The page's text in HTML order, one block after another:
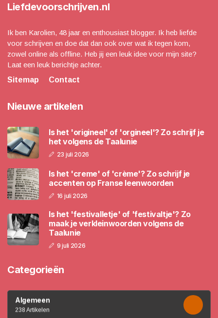
Liefdevoorschrijven.nl
Ik ben Karolien, 48 jaar en enthousiast blogger. Ik heb liefde
voor schrijven en doe dat dan ook over wat ik tegen kom,
zowel online als offline. Heb jij een leuk idee voor mijn site?
Laat een leuk berichtje achter.
Sitemap
Contact
Nieuwe artikelen
Is het 'origineel' of 'orgineel'? Zo schrijf je
het volgens de Taalunie
23 juli 2026
Is het 'creme' of 'crème'? Zo schrijf je
accenten op Franse leenwoorden
16 juli 2026
Is het 'festivalletje' of 'festivaltje'? Zo
maak je verkleinwoorden volgens de
Taalunie
9 juli 2026
Categorieën
Algemeen
238 Artikelen